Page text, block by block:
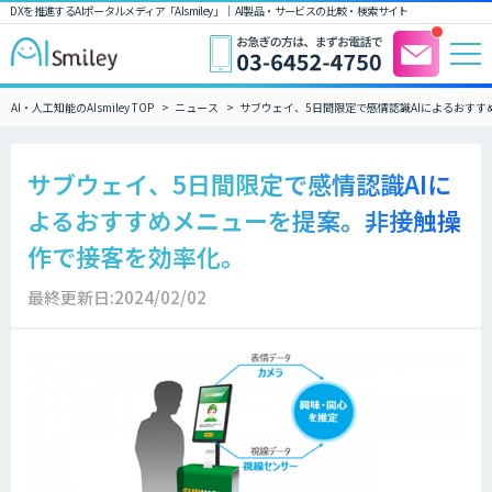
DXを推進するAIポータルメディア「AIsmiley」｜ AI製品・サービスの比較・検索サイト
AI・人工知能のAIsmiley TOP ニュース サブウェイ、5日間限定で感情認識AIによるおす
サブウェイ、5日間限定で感情認識AIに
よるおすすめメニューを提案。非接触操
作で接客を効率化。
最終更新日:2024/02/02